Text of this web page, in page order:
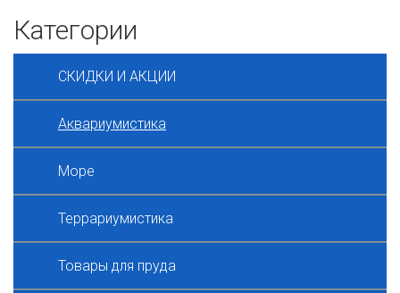
Категории
СКИДКИ И АКЦИИ
Аквариумистика
Море
Террариумистика
Товары для пруда